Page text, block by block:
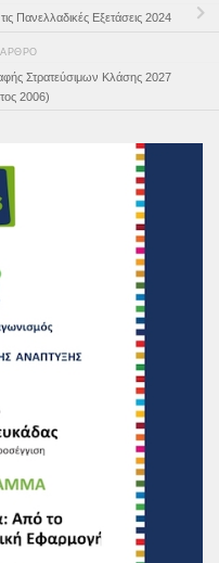
Πανελλαδικές Εξετάσεις 2024
Στρατεύσιμων Κλάσης 2027
2006)